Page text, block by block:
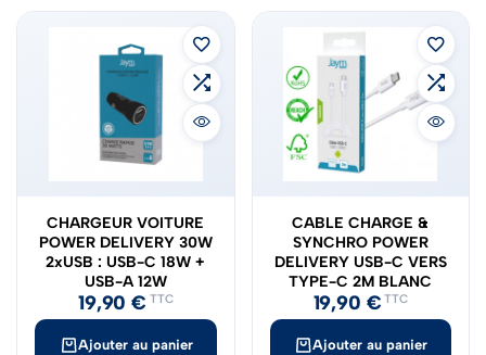
Ajouter au panier
CHARGEUR VOITURE
POWER DELIVERY 30W
2xUSB : USB-C 18W +
USB-A 12W
19,90€ TTC
Ajouter au panier
CABLE CHARGE &
SYNCHRO POWER
DELIVERY USB-C VERS
TYPE-C 2M BLANC
19,90 € TTC